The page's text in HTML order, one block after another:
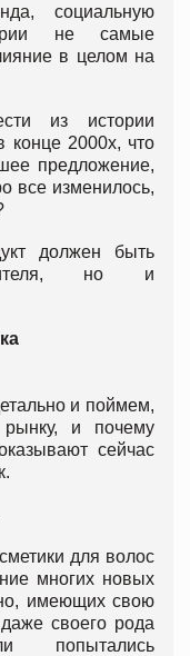
социальную
не самые
в целом на
из истории
конце 2000х, что
предложение,
все изменилось,
должен быть
но и
и поймем,
и почему
сейчас
для волос
многих новых
имеющих свою
своего рода
попытались